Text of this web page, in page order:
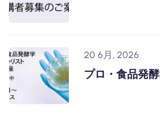
20 6月, 2026
プロ・食品発酵